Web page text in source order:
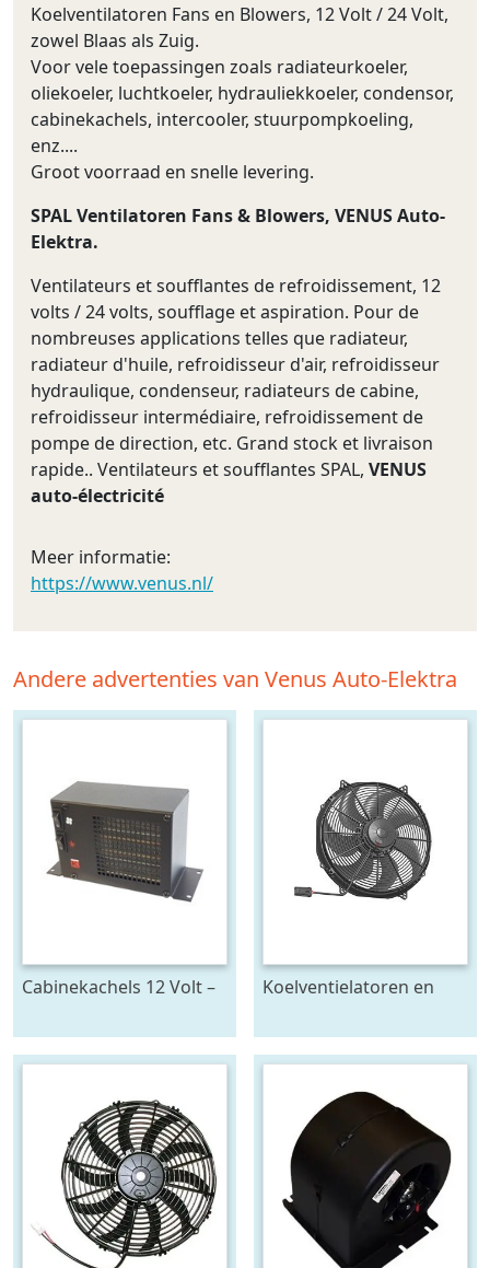
Koelventilatoren Fans en Blowers, 12 Volt / 24 Volt,
zowel Blaas als Zuig.
Voor vele toepassingen zoals radiateurkoeler,
oliekoeler, luchtkoeler, hydrauliekkoeler, condensor,
cabinekachels, intercooler, stuurpompkoeling,
enz....
Groot voorraad en snelle levering.
SPAL Ventilatoren Fans & Blowers, VENUS Auto-
Elektra.
Ventilateurs et soufflantes de refroidissement, 12
volts / 24 volts, soufflage et aspiration. Pour de
nombreuses applications telles que radiateur,
radiateur d'huile, refroidisseur d'air, refroidisseur
hydraulique, condenseur, radiateurs de cabine,
refroidisseur intermédiaire, refroidissement de
pompe de direction, etc. Grand stock et livraison
rapide.. Ventilateurs et soufflantes SPAL, VENUS
auto-électricité
Meer informatie:
https://www.venus.nl/
Andere advertenties van Venus Auto-Elektra
Cabinekachels 12 Volt –
verwarmer
Koelventielatoren en
SPAL